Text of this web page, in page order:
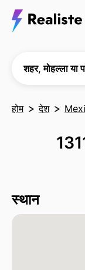
शहर, मोहल्ला या
होम देश
स्थान